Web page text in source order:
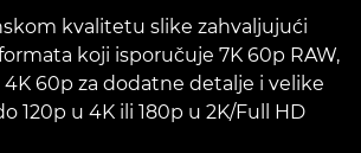
kvalitetu slike zahvaljujući
koji isporučuje 7K 60p RAW,
60p za dodatne detalje i velike
120p u 4K ili 180p u 2K/Full HD